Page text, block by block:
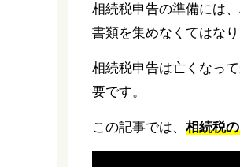
相続税申告の準備には
書類を集めなくてはなり
相続税申告は亡くなっ
要です。
この記事では、 相続税